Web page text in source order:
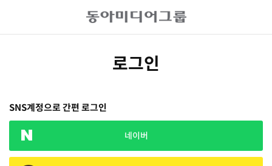
로그인
SNS계정으로 간편 로그인
네이버